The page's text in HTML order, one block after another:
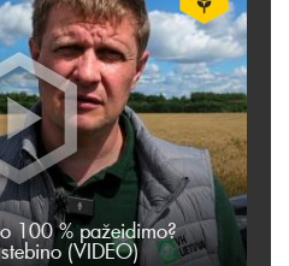
100 % pažeidimo?
(VIDEO)